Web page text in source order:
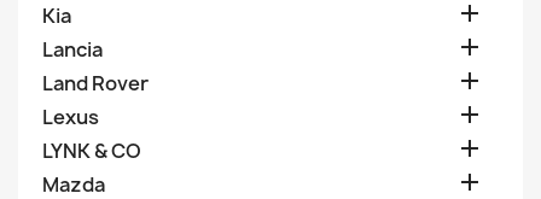
Kia 
Lancia 
Land Rover 
Lexus 
LYNK & CO 
Mazda 